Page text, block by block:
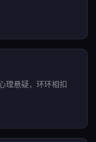
理悬疑，环环相扣